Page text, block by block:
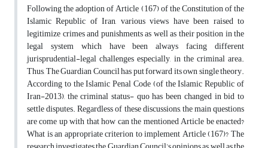
Following the adoption of Article (167) of the Constitution of the
Islamic Republic of Iran, various views have been raised to
legitimize crimes and punishments as well as their position in the
legal system which have been always facing different
jurisprudential-legal challenges especially, in the criminal area.
Thus, The Guardian Council has put forward its own single theory.
According to the Islamic Penal Code (of the Islamic Republic of
Iran-2013), the criminal status- quo has been changed in bid to
settle disputes. Regardless of these discussions, the main questions
are come up with that how can the mentioned Article be enacted?
What is an appropriate criterion to implement Article (167)? The